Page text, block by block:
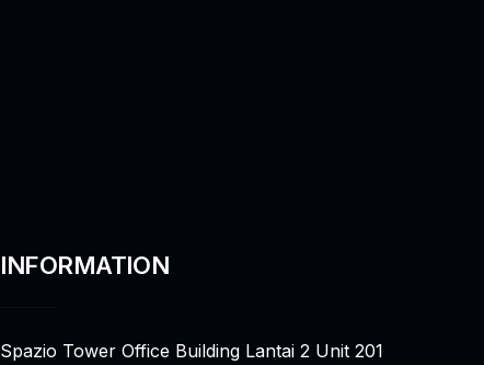
INFORMATION
Spazio Tower Office Building Lantai 2 Unit 201